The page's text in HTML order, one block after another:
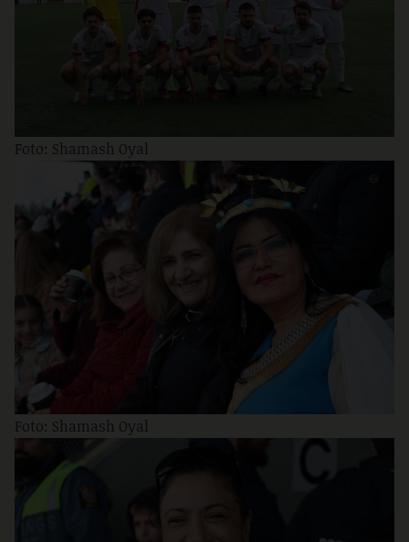
Foto: Shamash Oyal
Foto: Shamash Oyal